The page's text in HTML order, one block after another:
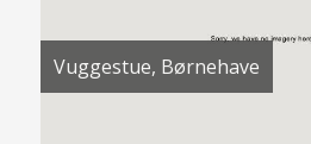
Vuggestue, Børnehave